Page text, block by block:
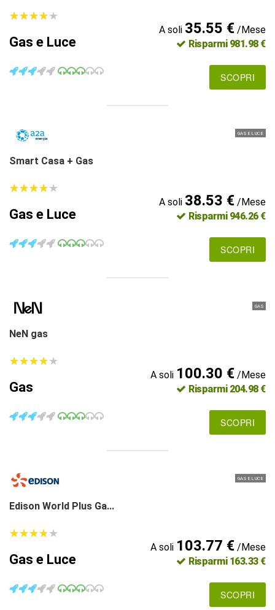
★★★★★
★★★★★
Gas e Luce
A soli 35.55 €/Mese
Risparmi 981.98 €
SCOPRI
GAS E LUCE
Smart Casa + Gas
★★★★★
★★★★★
Gas e Luce
A soli 38.53 €/Mese
Risparmi 946.26 €
SCOPRI
GAS
NeN gas
★★★★★
★★★★★
Gas
A soli 100.30 €/Mese
Risparmi 204.98 €
SCOPRI
GAS E LUCE
Edison World Plus Ga...
★★★★★
★★★★★
Gas e Luce
A soli 103.77 €/Mese
Risparmi 163.33 €
SCOPRI